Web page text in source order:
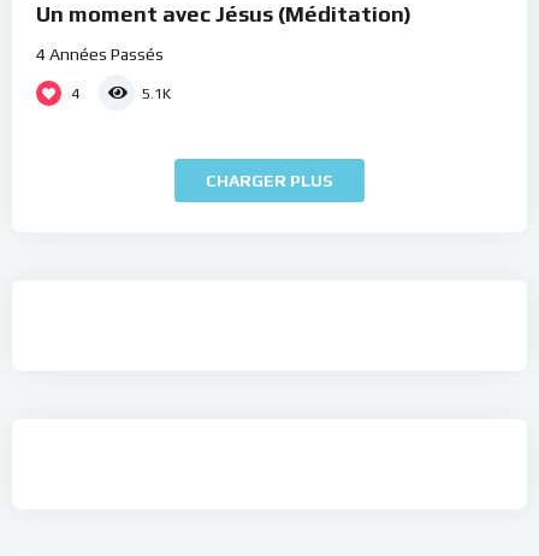
Un moment avec Jésus (Méditation)
4 Années Passés
4 5.1K
CHARGER PLUS